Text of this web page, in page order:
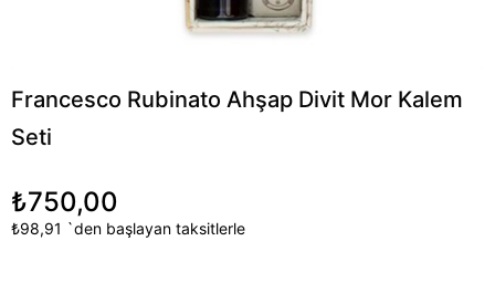
Francesco Rubinato Ahşap Divit Mor Kalem
Seti
₺750,00
₺98,91 `den başlayan taksitlerle